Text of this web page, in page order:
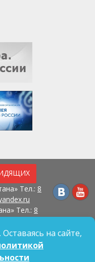
Тел.: 8
Тел.: 8
на сайте,